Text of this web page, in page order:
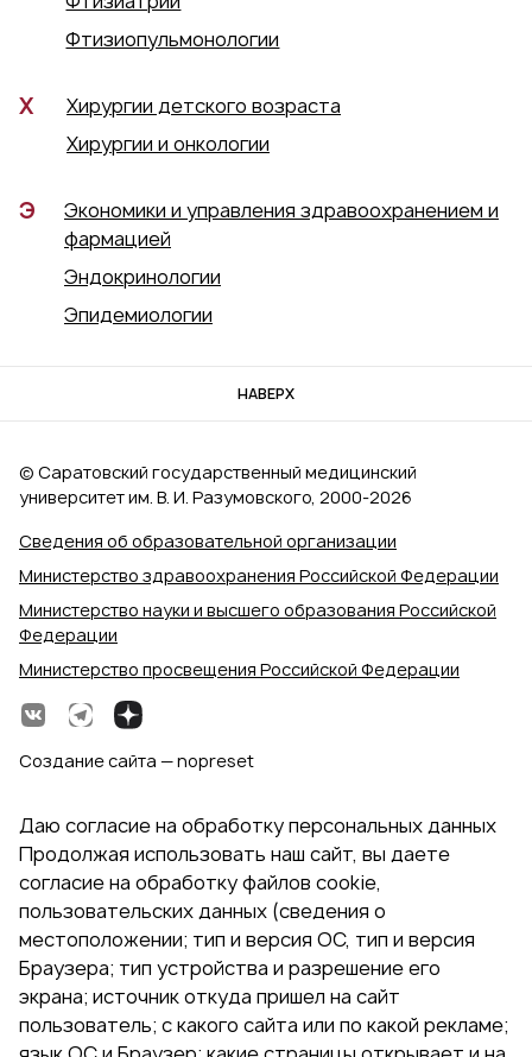
Фтизиопульмонологии
Х
Хирургии детского возраста
Хирургии и онкологии
Э
Экономики и управления здравоохранением и
фармацией
Эндокринологии
Эпидемиологии
НАВЕРХ
Сведения об образовательной организации
Министерство здравоохранения Российской Федерации
Министерство науки и высшего образования Российской
Федерации
Министерство просвещения Российской Федерации
© Саратовский государственный медицинский
университет им. В. И. Разумовского, 2000‑2026
Создание сайта — nopreset
Даю согласие на обработку персональных данных
Продолжая использовать наш сайт, вы даете
согласие на обработку файлов cookie,
пользовательских данных (сведения о
местоположении; тип и версия ОС, тип и версия
Браузера; тип устройства и разрешение его
экрана; источник откуда пришел на сайт
пользователь; с какого сайта или по какой рекламе;